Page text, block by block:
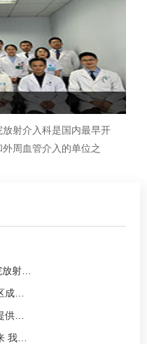
。
放射介入科是国内最早开
周血管介入的单位之
射…
成…
供…
我…